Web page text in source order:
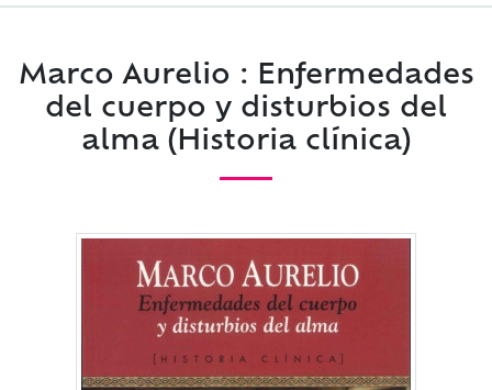
Marco Aurelio : Enfermedades
del cuerpo y disturbios del
alma (Historia clínica)